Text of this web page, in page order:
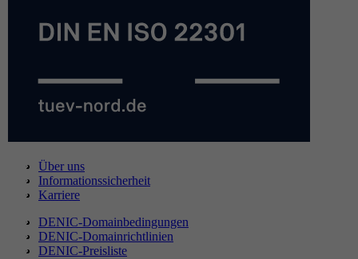
Über uns
Informationssicherheit
Karriere
DENIC-Domainbedingungen
DENIC-Domainrichtlinien
DENIC-Preisliste